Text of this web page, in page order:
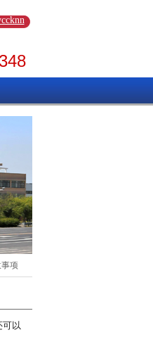
项
以